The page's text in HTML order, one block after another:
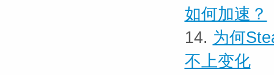
如何加速？
14. 为何
不上变化